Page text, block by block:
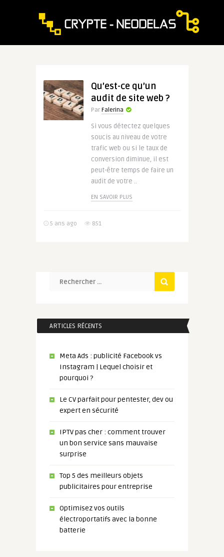
Qu’est-ce qu’un
audit de site web ?
Par Falerina
Si vous détectez quelques
soucis au niveau de votre
trafic web ou si le taux de
conversion diminue, il est
peut-être temps de faire un
audit de votre ..
EN SAVOIR PLUS
5 ans ago 851
ARTICLES RÉCENTS
Meta Ads : publicité Facebook vs
Instagram | Lequel choisir et
pourquoi ?
Le CV parfait pour pentester, dev ou
expert en sécurité
IPTV pas cher : comment trouver
un bon service sans mauvaise
surprise
Top 5 des meilleurs objets
publicitaires pour entreprise
Optimisez vos outils
électroportatifs avec la bonne
batterie